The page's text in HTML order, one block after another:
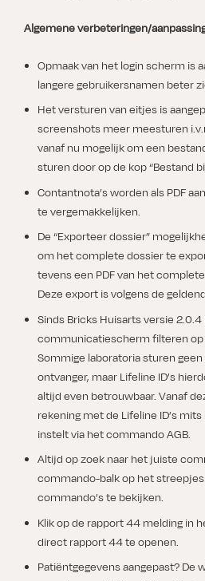
Algemene verbeteringen/
Opmaak van het login scherm is
langere gebruikersnamen beter
Het versturen van eitjes is
screenshots meer meesturen
vanaf nu mogelijk om een
sturen door op de kop “Bestand
Contantnota’s worden als PDF
te vergemakkelijken.
De “Exporteer dossier”
om het complete dossier te
tevens een PDF van het
Deze export is volgens de
Sinds Bricks Huisarts versie
communicatiescherm filteren op
Sommige laboratoria sturen
ontvanger, maar Lifeline ID’s
altijd even betrouwbaar. Vanaf
rekening met de Lifeline ID’s
instelt via het commando AGB.
Altijd op zoek naar het juiste
commando-balk op het
commando’s te bekijken.
Klik op de rapport 44 melding in
direct rapport 44 te openen.
Patiëntgegevens aangepast? De